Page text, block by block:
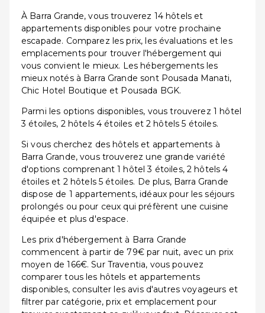
À Barra Grande, vous trouverez 14 hôtels et
appartements disponibles pour votre prochaine
escapade. Comparez les prix, les évaluations et les
emplacements pour trouver l'hébergement qui
vous convient le mieux. Les hébergements les
mieux notés à Barra Grande sont Pousada Manati,
Chic Hotel Boutique et Pousada BGK.
Parmi les options disponibles, vous trouverez 1 hôtel
3 étoiles, 2 hôtels 4 étoiles et 2 hôtels 5 étoiles.
Si vous cherchez des hôtels et appartements à
Barra Grande, vous trouverez une grande variété
d'options comprenant 1 hôtel 3 étoiles, 2 hôtels 4
étoiles et 2 hôtels 5 étoiles. De plus, Barra Grande
dispose de 1 appartements, idéaux pour les séjours
prolongés ou pour ceux qui préfèrent une cuisine
équipée et plus d'espace.
Les prix d'hébergement à Barra Grande
commencent à partir de 79€ par nuit, avec un prix
moyen de 166€. Sur Traventia, vous pouvez
comparer tous les hôtels et appartements
disponibles, consulter les avis d'autres voyageurs et
filtrer par catégorie, prix et emplacement pour